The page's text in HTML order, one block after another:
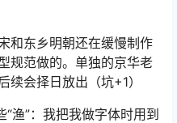
和东乡明朝还在缓慢制作
规范做的。单独的京华老
续会择日放出（坑+1）
“渔”：我把我做字体时用到